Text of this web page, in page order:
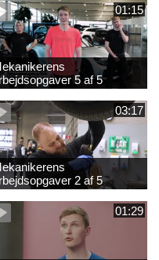
01:15
5 af 5
Vesti)
03:17
2 af 5
01:29